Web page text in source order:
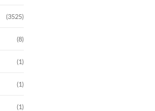
(3525)
(8)
(1)
(1)
(1)